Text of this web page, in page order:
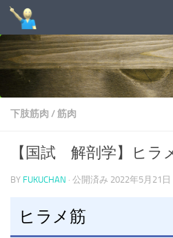
コンテンツへスキップ
下肢筋肉 /筋肉
【国試 解剖学】ヒラ
BY FUKUCHAN · 公開済み 2022年5月21日
ヒラメ筋